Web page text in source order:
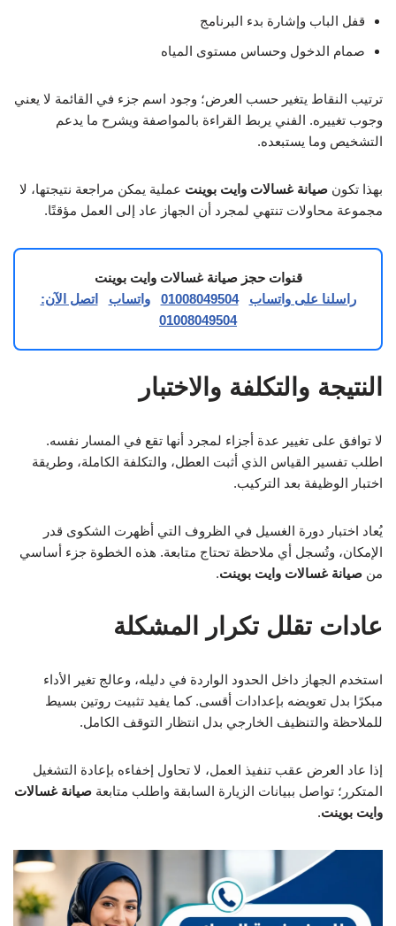
قفل الباب وإشارة بدء البرنامج
صمام الدخول وحساس مستوى المياه
ترتيب النقاط يتغير حسب العرض؛ وجود اسم جزء في القائمة لا يعني
وجوب تغييره. الفني يربط القراءة بالمواصفة ويشرح ما يدعم
التشخيص وما يستبعده.
بهذا تكون صيانة غسالات وايت بوينت عملية يمكن مراجعة نتيجتها، لا
مجموعة محاولات تنتهي لمجرد أن الجهاز عاد إلى العمل مؤقتًا.
قنوات حجز صيانة غسالات وايت بوينت
راسلنا على واتساب
01008049504 واتساب
اتصل الآن:
01008049504
النتيجة والتكلفة والاختبار
لا توافق على تغيير عدة أجزاء لمجرد أنها تقع في المسار نفسه.
اطلب تفسير القياس الذي أثبت العطل، والتكلفة الكاملة، وطريقة
اختبار الوظيفة بعد التركيب.
يُعاد اختبار دورة الغسيل في الظروف التي أظهرت الشكوى قدر
الإمكان، وتُسجل أي ملاحظة تحتاج متابعة. هذه الخطوة جزء أساسي
من صيانة غسالات وايت بوينت.
عادات تقلل تكرار المشكلة
استخدم الجهاز داخل الحدود الواردة في دليله، وعالج تغير الأداء
مبكرًا بدل تعويضه بإعدادات أقسى. كما يفيد تثبيت روتين بسيط
للملاحظة والتنظيف الخارجي بدل انتظار التوقف الكامل.
إذا عاد العرض عقب تنفيذ العمل، لا تحاول إخفاءه بإعادة التشغيل
المتكرر؛ تواصل ببيانات الزيارة السابقة واطلب متابعة صيانة غسالات
وايت بوينت.